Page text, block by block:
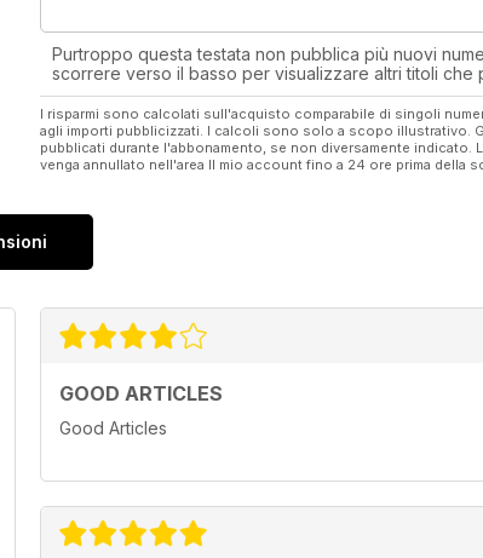
Purtroppo questa testata non pubblica più nuovi
scorrere verso il basso per visualizzare altri titoli che
I risparmi sono calcolati sull'acquisto comparabile di singoli
agli importi pubblicizzati. I calcoli sono solo a scopo illustrativo.
pubblicati durante l'abbonamento, se non diversamente
venga annullato nell'area Il mio account fino a 24 ore prima della
GOOD ARTICLES
Good Articles